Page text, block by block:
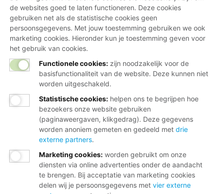
de websites goed te laten functioneren. Deze cookies
gebruiken net als de statistische cookies geen
persoonsgegevens. Met jouw toestemming gebruiken we ook
marketing cookies. Hieronder kun je toestemming geven voor
het gebruik van cookies.
Functionele cookies: zijn noodzakelijk voor de
basisfunctionaliteit van de website. Deze kunnen niet
worden uitgeschakeld.
Statistische cookies: helpen ons te begrijpen hoe
bezoekers onze website gebruiken
(paginaweergaven, klikgedrag). Deze gegevens
worden anoniem gemeten en gedeeld met drie
externe partners.
Marketing cookies: worden gebruikt om onze
diensten via online advertenties onder de aandacht
te brengen. Bij acceptatie van marketing cookies
delen wij je persoonsgegevens met vier externe